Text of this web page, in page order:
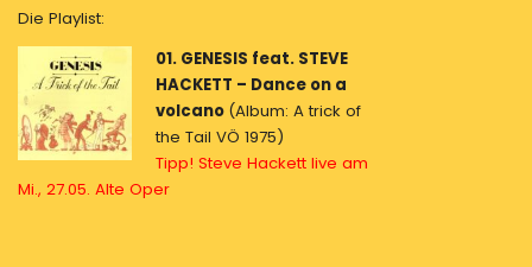
Die Playlist:
01. GENESIS feat. STEVE
HACKETT – Dance on a
volcano (Album: A trick of
the Tail VÖ 1975)
Tipp! Steve Hackett live am
Mi., 27.05. Alte Oper